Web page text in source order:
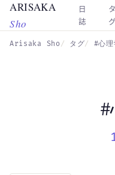
Skip to main content
ARISAKA
Sho
日
誌
タ
グ
Arisaka Sho タグ #心理